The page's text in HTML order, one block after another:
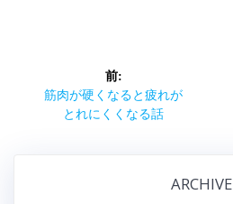
前:
前
筋肉が硬くなると疲れが
とれにくくなる話
ARCHIVE